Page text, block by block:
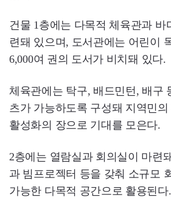
건물 1층에는 다목적 체육관과 바
련돼 있으며, 도서관에는 어린이
6,000여 권의 도서가 비치돼 있다.
체육관에는 탁구, 배드민턴, 배구
츠가 가능하도록 구성돼 지역민
활성화의 장으로 기대를 모은다.
2층에는 열람실과 회의실이 마련
과 빔프로젝터 등을 갖춰 소규모
가능한 다목적 공간으로 활용된다.